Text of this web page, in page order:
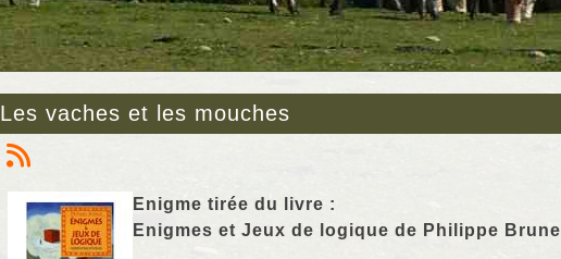
Les vaches et les mouches
Enigme tirée du livre :
Enigmes et Jeux de logique de Philippe Brunel